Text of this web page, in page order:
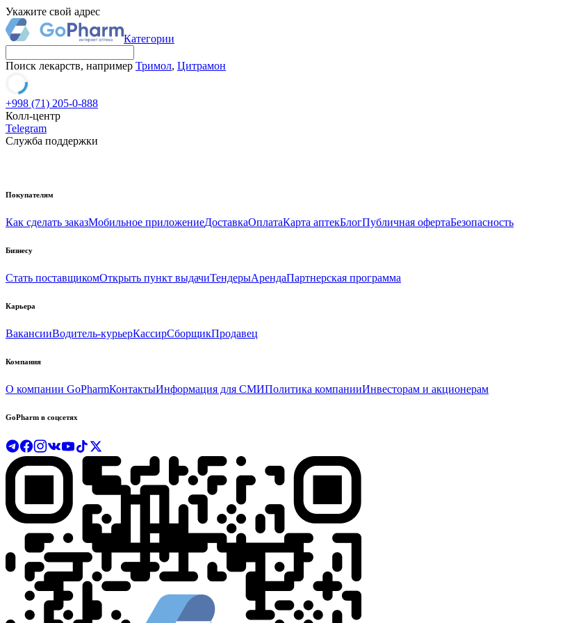
Укажите свой адрес
Категории
Поиск лекарств, например Тримол, Цитрамон
+998 (71) 205-0-888
Колл-центр
Telegram
Служба поддержки
Покупателям
Как сделать заказМобильное приложениеДоставкаОплатаКарта аптекБлогПубличная офертаБезопасность
Бизнесу
Стать поставщикомОткрыть пункт выдачиТендерыАрендаПартнерская программа
Карьера
ВакансииВодитель-курьерКассирСборщикПродавец
Компания
О компании GoPharmКонтактыИнформация для СМИПолитика компанииИнвесторам и акционерам
GoPharm в соцсетях